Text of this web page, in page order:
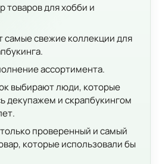
для хобби и
самые свежие коллекции для
ассортимента.
выбирают люди, которые
декупажем и скрапбукингом
проверенный и самый
которые использовали бы